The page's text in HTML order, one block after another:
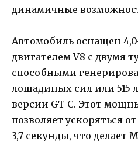
динамичные
Автомобиль оснащен
двигателем V8 с двумя
способными
лошадиных сил или 515
версии GT C. Этот
позволяет ускоряться
3,7 секунды, что делает